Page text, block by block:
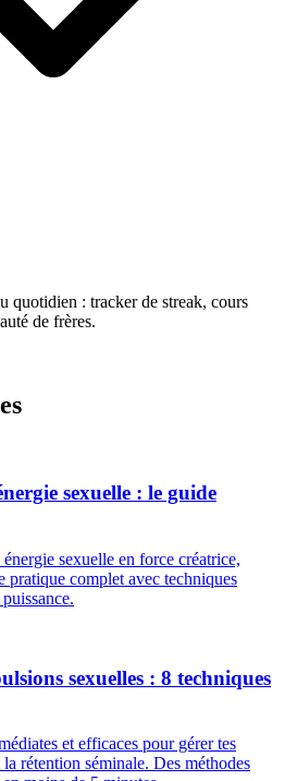
quotidien : tracker de streak, cours
de frères.
sexuelle : le guide
sexuelle en force créatrice,
pratique complet avec techniques
sexuelles : 8 techniques
et efficaces pour gérer tes
rétention séminale. Des méthodes